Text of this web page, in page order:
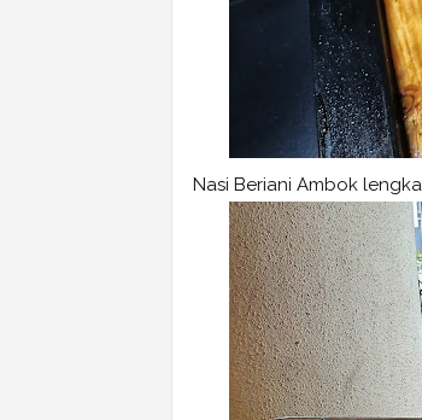
Nasi Beriani Ambok